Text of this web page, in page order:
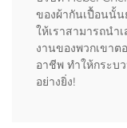
ของผ้ากันเปื้อนนั้น
ให้เราสามารถนำ
งานของพวกเขาต
อาชีพ ทำให้กระบ
อย่างยิ่ง!